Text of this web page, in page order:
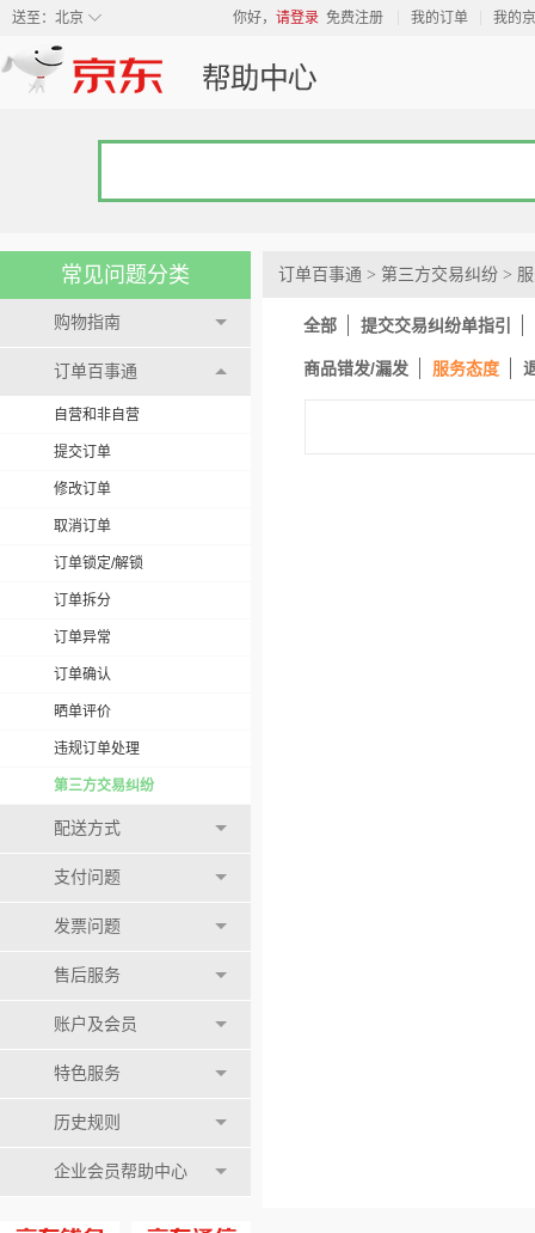
◇
送至： 北京 你好， 请登录 免费注册 我的订单 我的
常见问题分类
购物指南
订单百事通
自营和非自营
提交订单
修改订单
取消订单
订单锁定/解锁
订单拆分
订单异常
订单确认
晒单评价
违规订单处理
第三方交易纠纷
配送方式
支付问题
发票问题
售后服务
账户及会员
特色服务
历史规则
企业会员帮助中心
订单百事通 > 第三方交易纠纷 >
全部 提交交易纠纷单指引
商品错发/漏发 服务态度